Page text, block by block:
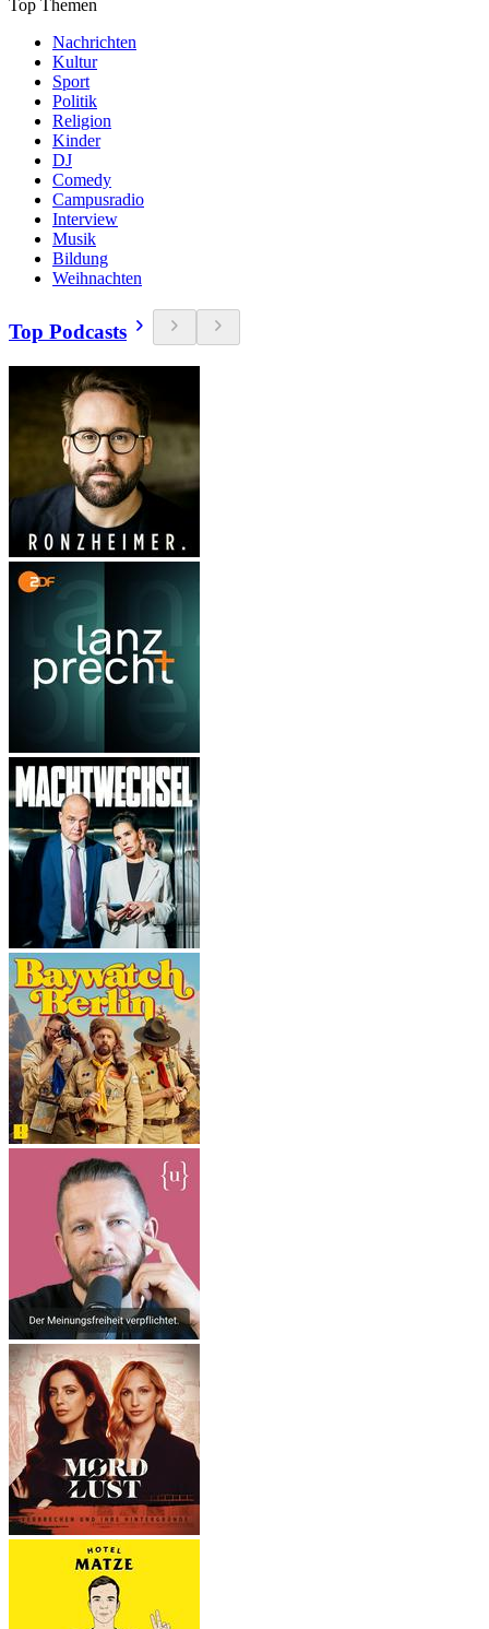
Top Themen
Nachrichten
Kultur
Sport
Politik
Religion
Kinder
DJ
Comedy
Campusradio
Interview
Musik
Bildung
Weihnachten
Top Podcasts